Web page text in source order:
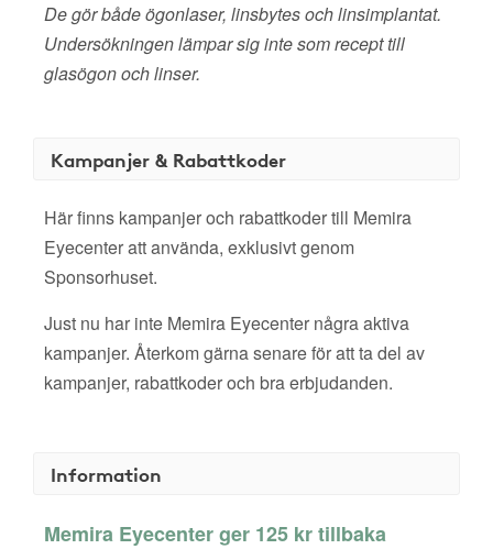
De gör både ögonlaser, linsbytes och linsimplantat.
Undersökningen lämpar sig inte som recept till
glasögon och linser.
Kampanjer & Rabattkoder
Här finns kampanjer och rabattkoder till Memira
Eyecenter att använda, exklusivt genom
Sponsorhuset.
Just nu har inte Memira Eyecenter några aktiva
kampanjer. Återkom gärna senare för att ta del av
kampanjer, rabattkoder och bra erbjudanden.
Information
Memira Eyecenter ger 125 kr tillbaka